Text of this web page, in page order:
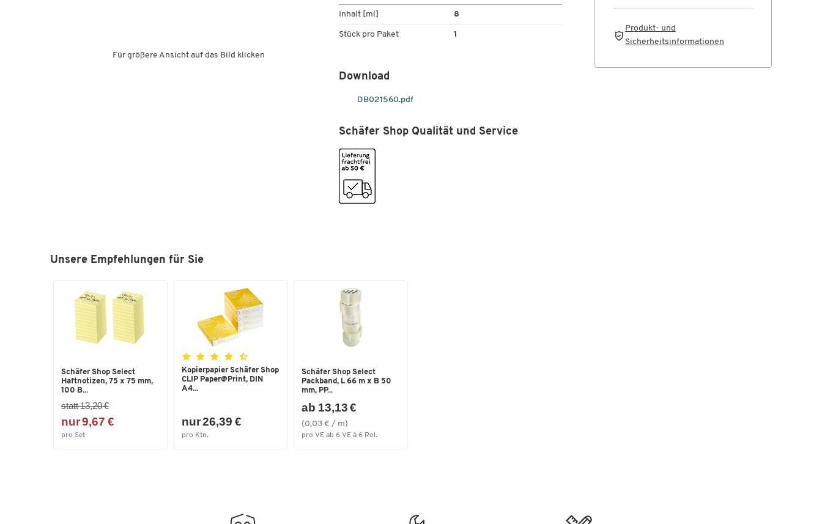
Für größere Ansicht auf das Bild klicken
Inhalt [ml] 8
Stück pro Paket 1
Download
DB021560.pdf
Schäfer Shop Qualität und Service
Produkt- und
Sicherheitsinformationen
Unsere Empfehlungen für Sie
Schäfer Shop Select
Haftnotizen, 75 x 75 mm,
100 B...
statt 13,20 €
nur 9,67 €
pro Set
Kopierpapier Schäfer Shop
CLIP Paper@Print, DIN
A4...
nur 26,39 €
pro Ktn.
Schäfer Shop Select
Packband, L 66 m x B 50
mm, PP...
ab 13,13 €
(0,03 € / m)
pro VE ab 6 VE à 6 Rol.